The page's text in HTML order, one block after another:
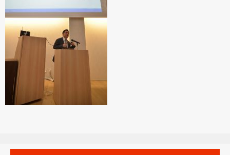
お問い合わせ
サイトマップ